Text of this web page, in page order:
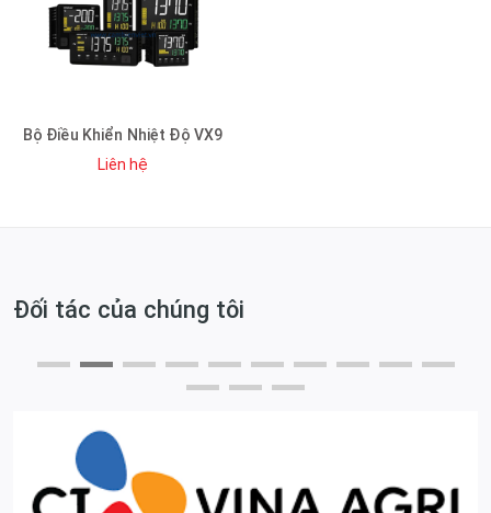
Bộ Điều Khiển Nhiệt Độ VX9
Liên hệ
Đối tác của chúng tôi